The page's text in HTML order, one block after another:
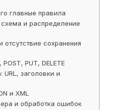
главные правила
и распределение
сохранения
PUT, DELETE
URL, заголовки и
и XML
и обработка ошибок